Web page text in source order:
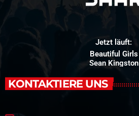
Jetzt läuft:
Beautiful Girls
Sean Kingston
KONTAKTIERE UNS